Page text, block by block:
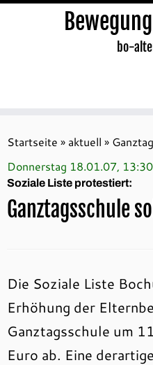
Inhalt
springen
bo-
Startseite » aktuell »
Donnerstag 18.01.07,
Soziale Liste protestiert:
Ganztagsschule
Die Soziale Liste
Erhöhung der
Ganztagsschule um
Euro ab. Eine